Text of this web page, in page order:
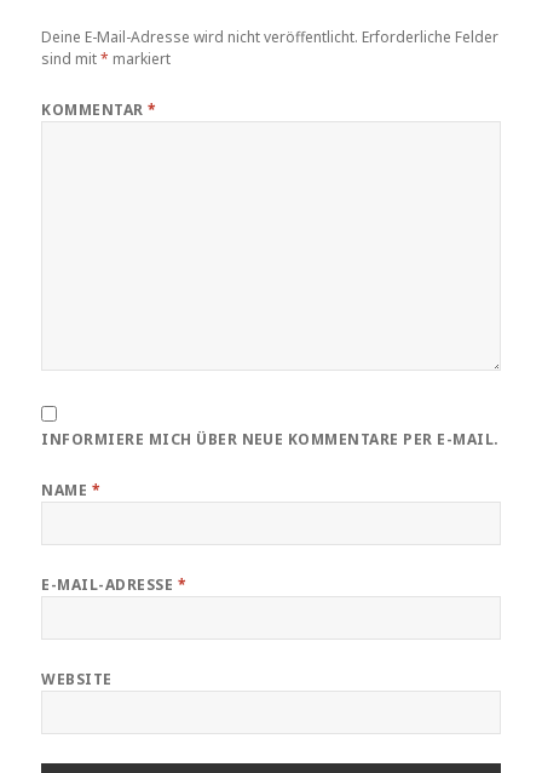
Deine E-Mail-Adresse wird nicht veröffentlicht. Erforderliche Felder
sind mit* markiert
KOMMENTAR*
INFORMIERE MICH ÜBER NEUE KOMMENTARE PER E-MAIL.
NAME *
E-MAIL-ADRESSE *
WEBSITE